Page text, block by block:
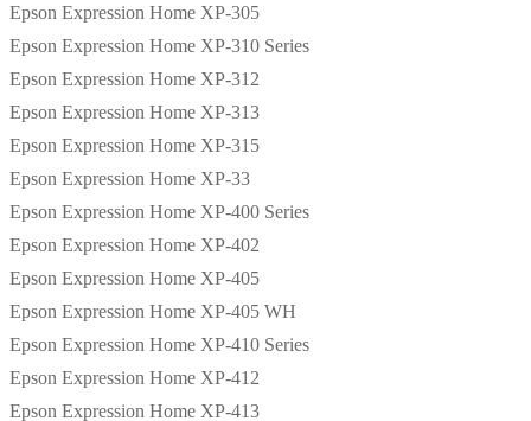
Epson Expression Home XP-305
Epson Expression Home XP-310 Series
Epson Expression Home XP-312
Epson Expression Home XP-313
Epson Expression Home XP-315
Epson Expression Home XP-33
Epson Expression Home XP-400 Series
Epson Expression Home XP-402
Epson Expression Home XP-405
Epson Expression Home XP-405 WH
Epson Expression Home XP-410 Series
Epson Expression Home XP-412
Epson Expression Home XP-413